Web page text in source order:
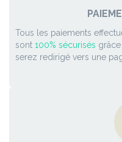
Tous les paiements
sont 100% sécurisés
serez redirigé vers une